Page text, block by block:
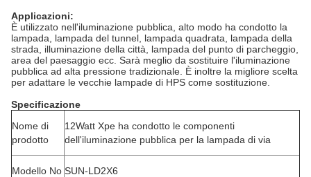
Applicazioni:
È utilizzato nell'iluminazione pubblica, alto modo ha condotto la
lampada, lampada del tunnel, lampada quadrata, lampada della
strada, illuminazione della città, lampada del punto di parcheggio,
area del paesaggio ecc. Sarà meglio da sostituire l'iluminazione
pubblica ad alta pressione tradizionale. È inoltre la migliore scelta
per adattare le vecchie lampade di HPS come sostituzione.
Specificazione
Nome di
prodotto
12Watt Xpe ha condotto le componenti
dell'iluminazione pubblica per la lampada di via
Modello No SUN-LD2X6